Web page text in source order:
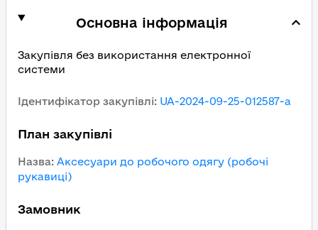
Основна інформація
Закупівля без використання електронної
системи
Ідентифікатор закупівлі: UA-2024-09-25-012587-a
План закупівлі
Назва: Аксесуари до робочого одягу (робочі
рукавиці)
Замовник